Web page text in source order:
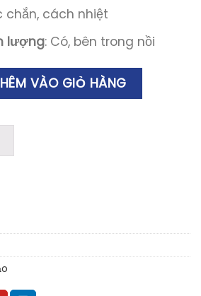
chắn, cách nhiệt
lượng: Có, bên trong nồi
Original Profi Set 5, Vung Kính số
VÀO GIỎ HÀNG